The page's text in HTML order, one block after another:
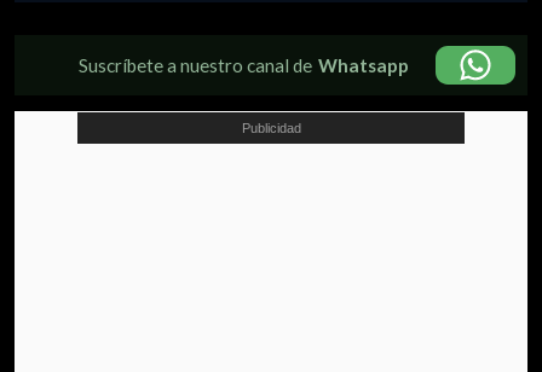
Suscríbete a nuestro canal de Whatsapp